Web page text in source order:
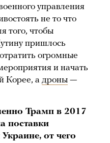
управления
не то что
чтобы
пришлось
огромные
и начать
Корее, а дроны —
Трамп в 2017
поставки
от чего